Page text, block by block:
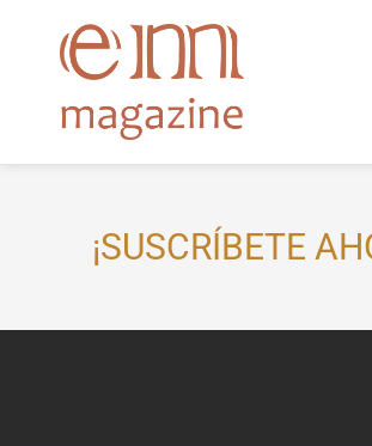
contenido
¡SUSCRÍBETE